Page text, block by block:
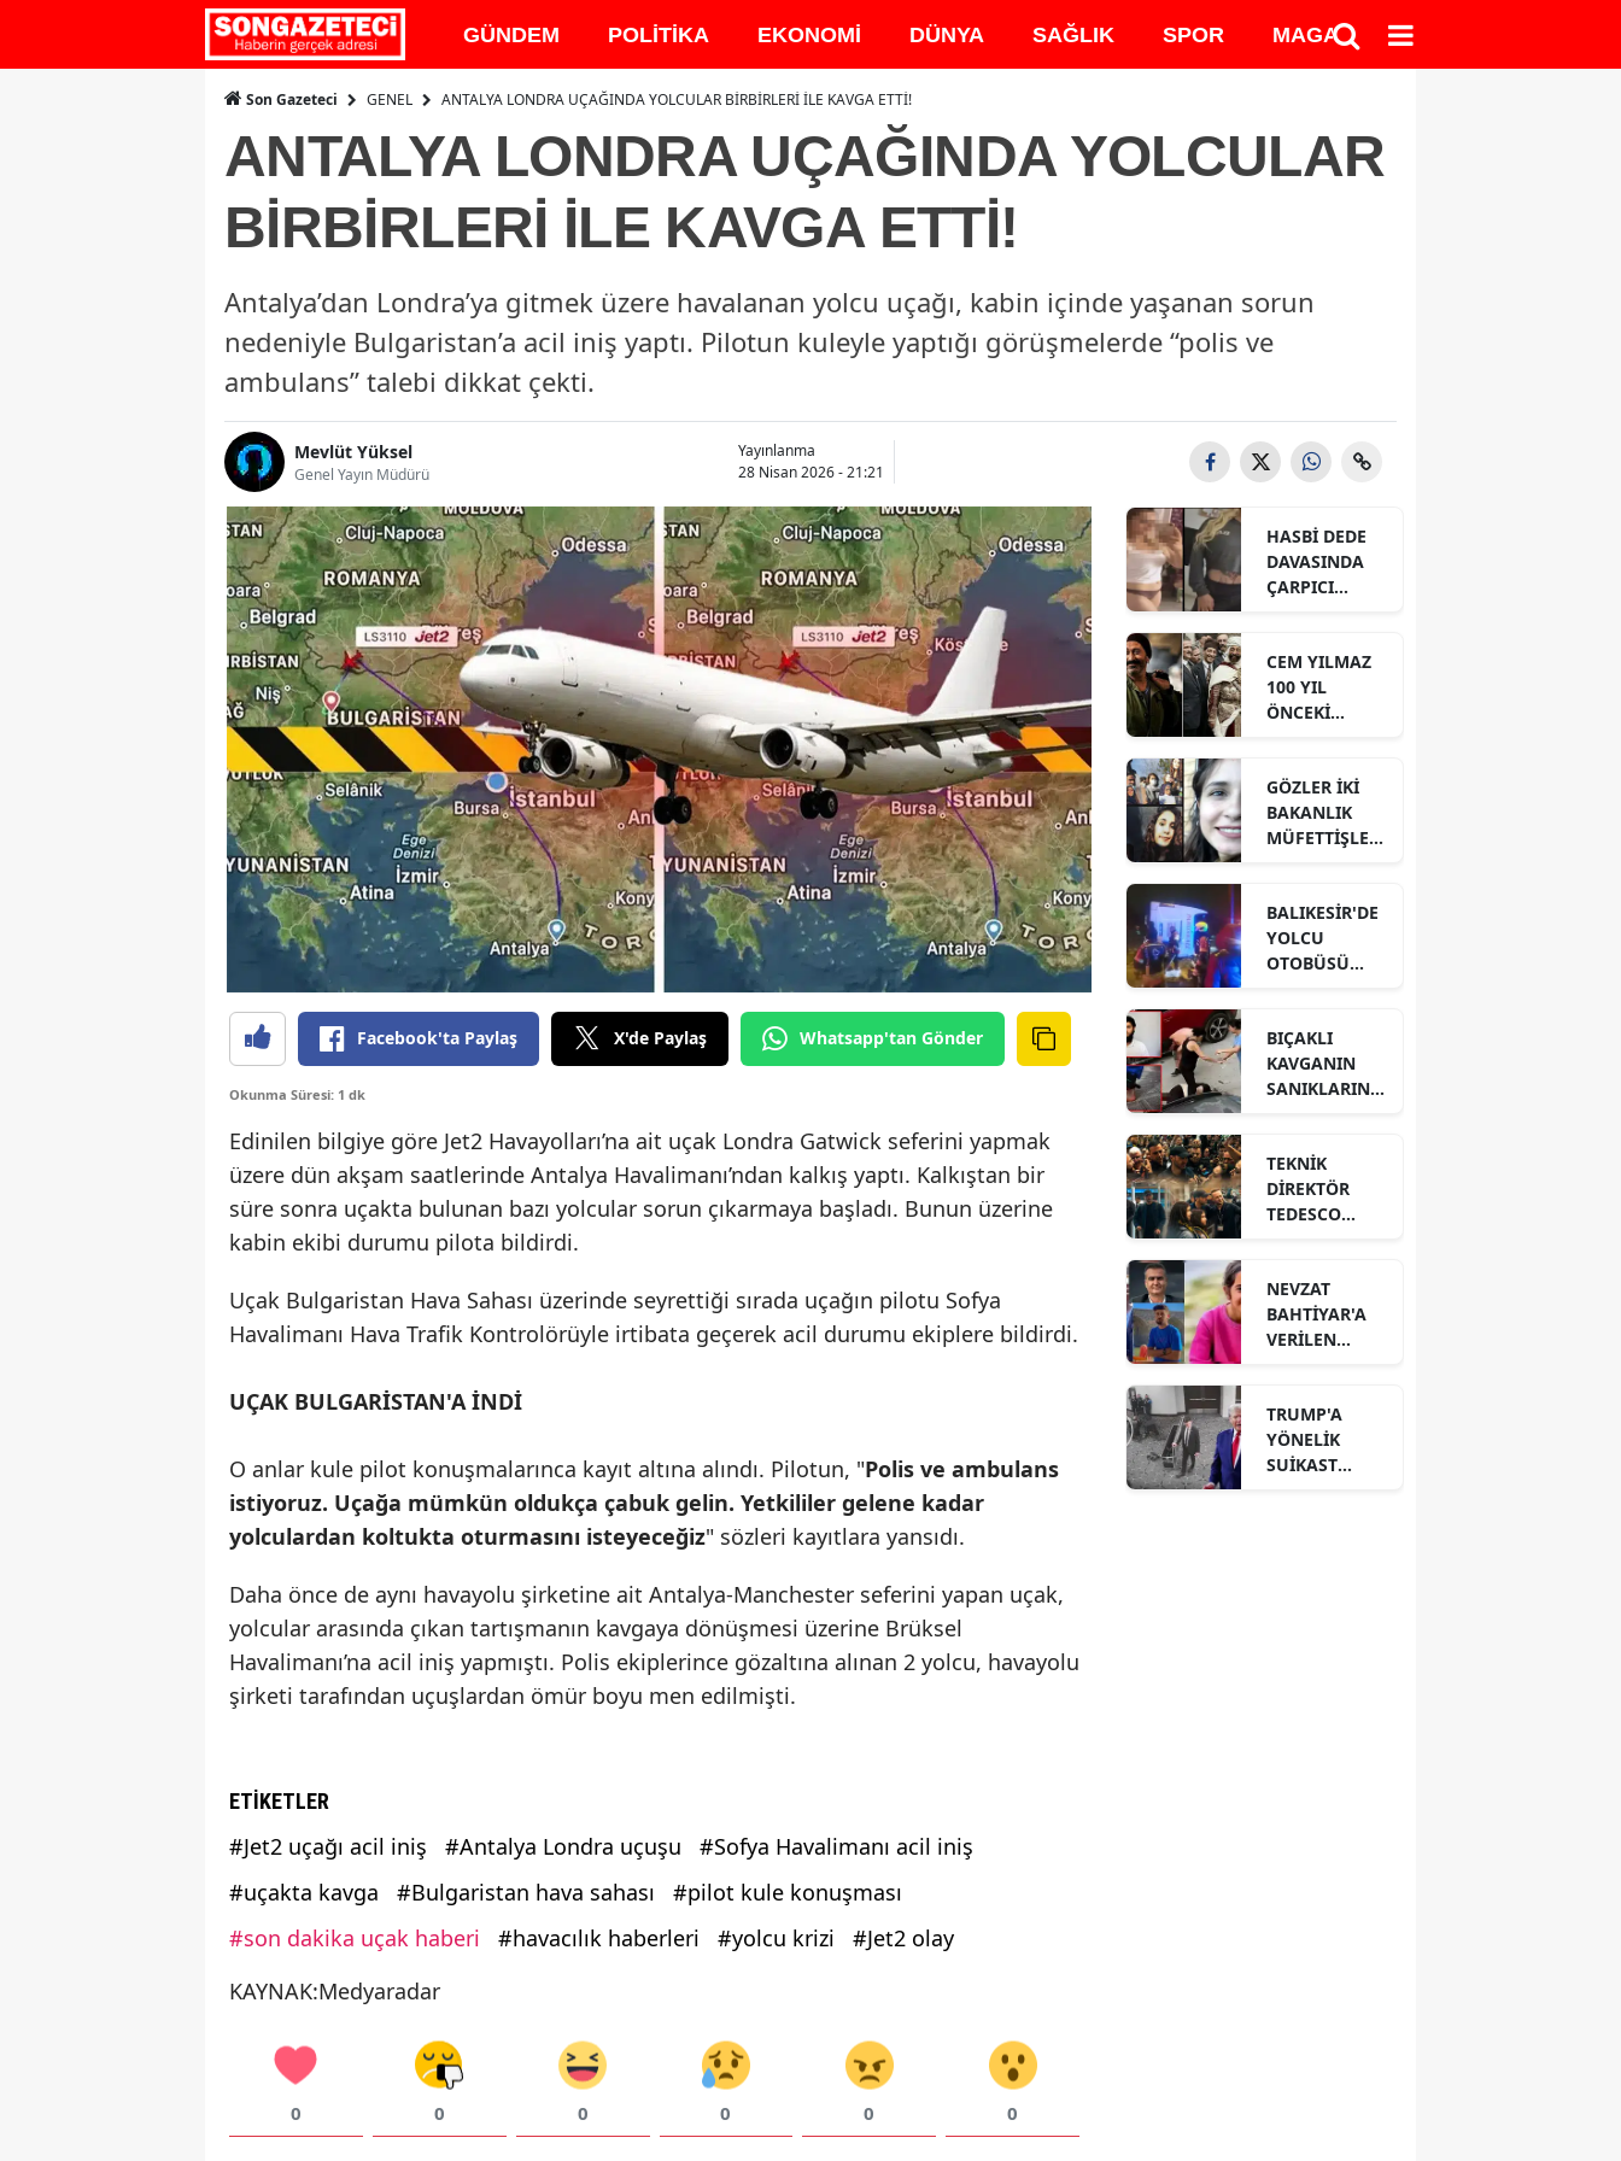
GÜNDEM POLİTİKA EKONOMİ DÜNYA SAĞLIK SPOR MAGAZİN
Son Gazeteci GENEL ANTALYA LONDRA UÇAĞINDA YOLCULAR BİRBİRLERİ İLE KAVGA ETTİ!
ANTALYA LONDRA UÇAĞINDA YOLCULAR
BİRBİRLERİ İLE KAVGA ETTİ!
Antalya’dan Londra’ya gitmek üzere havalanan yolcu uçağı, kabin içinde yaşanan sorun
nedeniyle Bulgaristan’a acil iniş yaptı. Pilotun kuleyle yaptığı görüşmelerde “polis ve
ambulans” talebi dikkat çekti.
Mevlüt Yüksel
Genel Yayın Müdürü
Yayınlanma
28 Nisan 2026 - 21:21
Facebook'ta Paylaş X'de Paylaş Whatsapp'tan Gönder
Okunma Süresi: 1 dk
Edinilen bilgiye göre Jet2 Havayolları’na ait uçak Londra Gatwick seferini yapmak
üzere dün akşam saatlerinde Antalya Havalimanı’ndan kalkış yaptı. Kalkıştan bir
süre sonra uçakta bulunan bazı yolcular sorun çıkarmaya başladı. Bunun üzerine
kabin ekibi durumu pilota bildirdi.
Uçak Bulgaristan Hava Sahası üzerinde seyrettiği sırada uçağın pilotu Sofya
Havalimanı Hava Trafik Kontrolörüyle irtibata geçerek acil durumu ekiplere bildirdi.
UÇAK BULGARİSTAN'A İNDİ
O anlar kule pilot konuşmalarınca kayıt altına alındı. Pilotun, "Polis ve ambulans
istiyoruz. Uçağa mümkün oldukça çabuk gelin. Yetkililer gelene kadar
yolculardan koltukta oturmasını isteyeceğiz" sözleri kayıtlara yansıdı.
Daha önce de aynı havayolu şirketine ait Antalya-Manchester seferini yapan uçak,
yolcular arasında çıkan tartışmanın kavgaya dönüşmesi üzerine Brüksel
Havalimanı’na acil iniş yapmıştı. Polis ekiplerince gözaltına alınan 2 yolcu, havayolu
şirketi tarafından uçuşlardan ömür boyu men edilmişti.
ETİKETLER
#Jet2 uçağı acil iniş #Antalya Londra uçuşu
#Sofya Havalimanı acil iniş
#uçakta kavga
#Bulgaristan hava sahası
#pilot kule konuşması
#son dakika uçak haberi
#havacılık haberleri #yolcu krizi
#Jet2 olay
KAYNAK:Medyaradar
0 0 0 0 0 0
HASBİ DEDE
DAVASINDA
ÇARPICI
CEM YILMAZ
100 YIL
ÖNCEKİ
İÇİN NE DEDİ?
GÖZLER İKİ
BAKANLIK
MÜFETTİŞLERİ
RAPORDA!
BALIKESİR'DE
YOLCU
OTOBÜSÜ
YARALI VAR!
BIÇAKLI
KAVGANIN
SANIKLARININ
TEKNİK
DİREKTÖR
TEDESCO
UĞURLANDI!
NEVZAT
BAHTİYAR'A
VERİLEN
AÇIKLANDI!
TRUMP'A
YÖNELİK
SUİKAST